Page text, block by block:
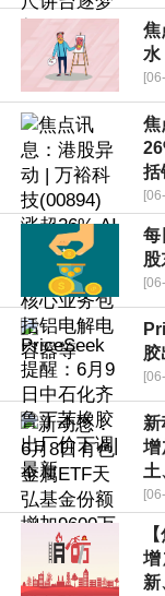
焦
水
焦
括
每
股
胶
增
土
新